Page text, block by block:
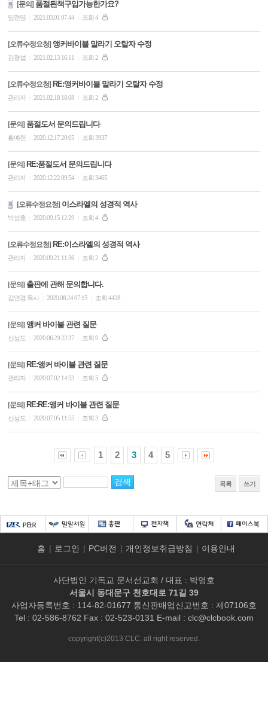
[문의] 품절된책구입가능한가요?
임현영 2021.03.01 07:44 조회 4
[오류수정요청] 앵커바이블 말라기 오탈자 수정
김형섭 2021.02.13 16:11 조회 2
[오류수정요청] RE:앵커바이블 말라기 오탈자 수정
관리자 2021.02.18 18:08 조회 2
[문의] 품절도서 문의드립니다
황예찬 2020.12.17 20:05 조회 3937
[문의] RE:품절도서 문의드립니다
관리자 2020.12.22 09:54 조회 3465
[오류수정요청] 이스라엘의 성경적 역사
박성호 2020.09.15 12:29 조회 4
[오류수정요청] RE:이스라엘의 성경적 역사
관리자 2020.09.21 11:36 조회 2
[문의] 출판에 관해 문의합니다.
김연경 목사 2020.08.24 07:15 조회 4428
[문의] 앵커 바이블 관련 질문
신상도 2020.06.29 22:37 조회 9
[문의] RE:앵커 바이블 관련 질문
관리자 2020.07.02 14:53 조회 5
[문의] RE:RE:앵커 바이블 관련 질문
신상도 2020.07.05 11:55 조회 3
1 2 3 4 5
목록 쓰기
홈 | 로그인 | PC버전 | 개인정보취급방침 | 이용안내
사단법인 기독교 문서선교회 / 대표 : 박영호
서울시 동대문구 천호대로 71길 39
사업자등록번호 : 114-82-01677 통신판매업신고번호 : 제07106호
Tel : 02-586-8762 Fax : 02-523-0131 E-mail : clc@clcbook.com
copyright(c)2013 CLC. all right reserved.